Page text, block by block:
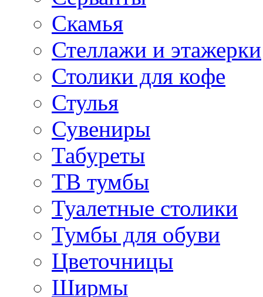
Скамья
Стеллажи и этажерки
Столики для кофе
Стулья
Сувениры
Табуреты
ТВ тумбы
Туалетные столики
Тумбы для обуви
Цветочницы
Ширмы